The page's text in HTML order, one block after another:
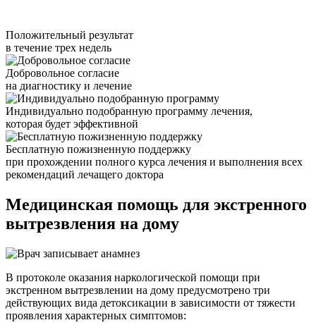
Положительный результат
в течение трех недель
Добровольное согласие
на диагностику и лечение
Индивидуально подобранную программу лечения,
которая будет эффективной
Бесплатную пожизненную поддержку
при прохождении полного курса лечения и выполнения всех
рекомендаций лечащего доктора
Медицинская помощь для экстренного
вытрезвления на дому
В протоколе оказания наркологической помощи при
экстренном вытрезвлении на дому предусмотрено три
действующих вида детоксикации в зависимости от тяжести
проявления характерных симптомов: